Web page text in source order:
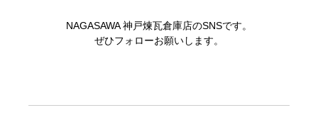
NAGASAWA 神戸煉瓦倉庫店のSNSです。
ぜひフォローお願いします。